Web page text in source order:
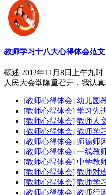
教师学习十八大心得体会范文
概述 2012年11月8日上午九
人民大会堂隆重召开，我认
[教师心得体会] 幼儿园
[教师心得体会] 学习先
[教师心得体会] 教师人
[教师心得体会] 教师学
[教师心得体会] 师德师
[教师心得体会] 一线教
[教师心得体会] 中学教
[教师心得体会] 教师对
[教师心得体会] 教师学
[教师心得体会] 教师行